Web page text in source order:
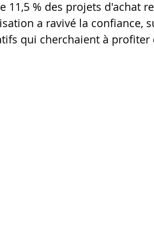
% des projets d'achat
a ravivé la confiance,
qui cherchaient à